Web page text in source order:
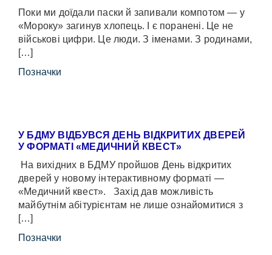
Поки ми доїдали паски й запивали компотом — у
«Мороку» загинув хлопець. І є поранені. Це не
військові цифри. Це люди. З іменами. З родинами,
[…]
Позначки
У БДМУ ВІДБУВСЯ ДЕНЬ ВІДКРИТИХ ДВЕРЕЙ
У ФОРМАТІ «МЕДИЧНИЙ КВЕСТ»
На вихідних в БДМУ пройшов День відкритих
дверей у новому інтерактивному форматі —
«Медичний квест». Захід дав можливість
майбутнім абітурієнтам не лише ознайомитися з
[…]
Позначки